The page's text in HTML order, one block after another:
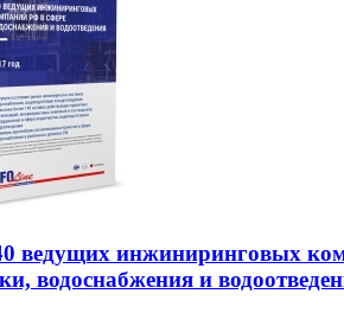
ведущих инжиниринговых
водоснабжения и